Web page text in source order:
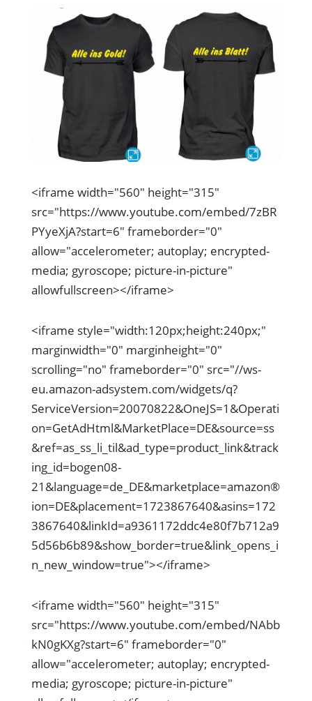
<iframe width="560" height="315"
src="https://www.youtube.com/embed/7zBR
PYyeXjA?start=6" frameborder="0"
allow="accelerometer; autoplay; encrypted-
media; gyroscope; picture-in-picture"
allowfullscreen></iframe>
<iframe style="width:120px;height:240px;"
marginwidth="0" marginheight="0"
scrolling="no" frameborder="0" src="//ws-
eu.amazon-adsystem.com/widgets/q?
ServiceVersion=20070822&OneJS=1&Operati
on=GetAdHtml&MarketPlace=DE&source=ss
&ref=as_ss_li_til&ad_type=product_link&track
ing_id=bogen08-
21&language=de_DE&marketplace=amazon®
ion=DE&placement=1723867640&asins=172
3867640&linkId=a9361172ddc4e80f7b712a9
5d56b6b89&show_border=true&link_opens_i
n_new_window=true"></iframe>
<iframe width="560" height="315"
src="https://www.youtube.com/embed/NAbb
kN0gKXg?start=6" frameborder="0"
allow="accelerometer; autoplay; encrypted-
media; gyroscope; picture-in-picture"